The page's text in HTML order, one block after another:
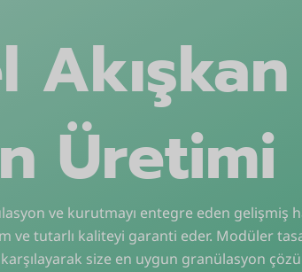
Akışkan
Üretimi
ve kurutmayı entegre eden gelişmiş
ve tutarlı kaliteyi garanti eder. Modüler
size en uygun granülasyon